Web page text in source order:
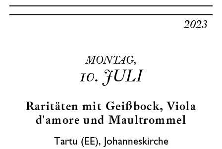
MONTAG,
10. JULI
2023
Raritäten mit Geißbock, Viola
d'amore und Maultrommel
Tartu (EE), Johanneskirche